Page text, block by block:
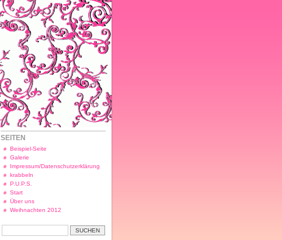
SEITEN
Beispiel-Seite
Galerie
Impressum/Datenschutzerklärung
krabbeln
P.U.P.S.
Start
Über uns
Weihnachten 2012